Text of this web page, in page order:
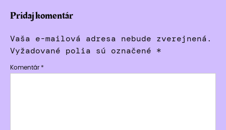
Pridaj komentár
Vaša e-mailová adresa nebude zverejnená.
Vyžadované polia sú označené *
Komentár *